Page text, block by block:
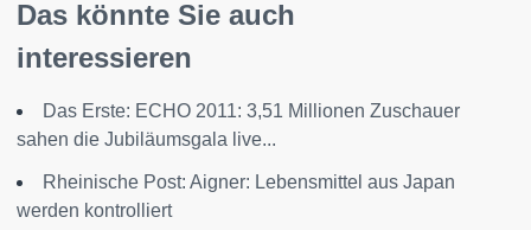
Das könnte Sie auch
interessieren
Das Erste: ECHO 2011: 3,51 Millionen Zuschauer
sahen die Jubiläumsgala live...
Rheinische Post: Aigner: Lebensmittel aus Japan
werden kontrolliert